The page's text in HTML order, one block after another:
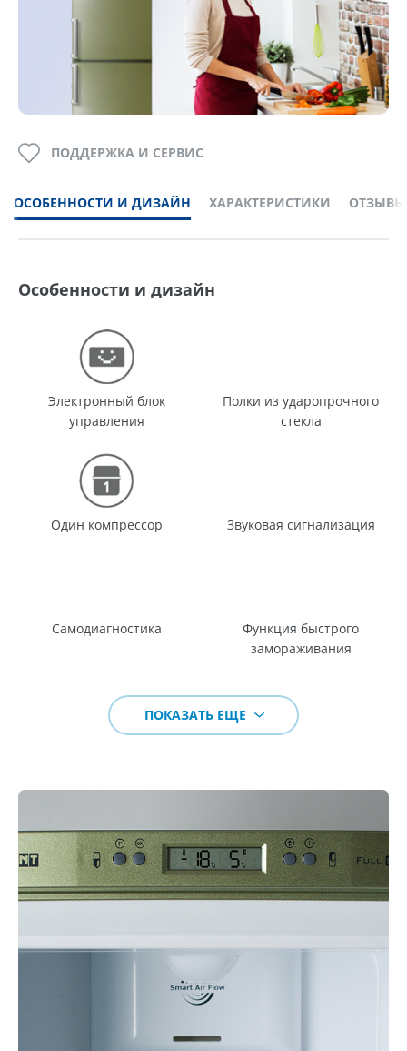
ОСОБЕННОСТИ И ДИЗАЙН ХАРАКТЕРИСТИКИ ОТЗЫВЫ
ПОДДЕРЖКА И СЕРВИС
Особенности и дизайн
Электронный блок
управления
Полки из ударопрочного
стекла
Один компрессор Звуковая сигнализация
Самодиагностика
Функция быстрого
замораживания
ПОКАЗАТЬ ЕЩЕ